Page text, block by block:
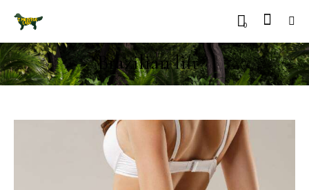
0
Brazilian lift